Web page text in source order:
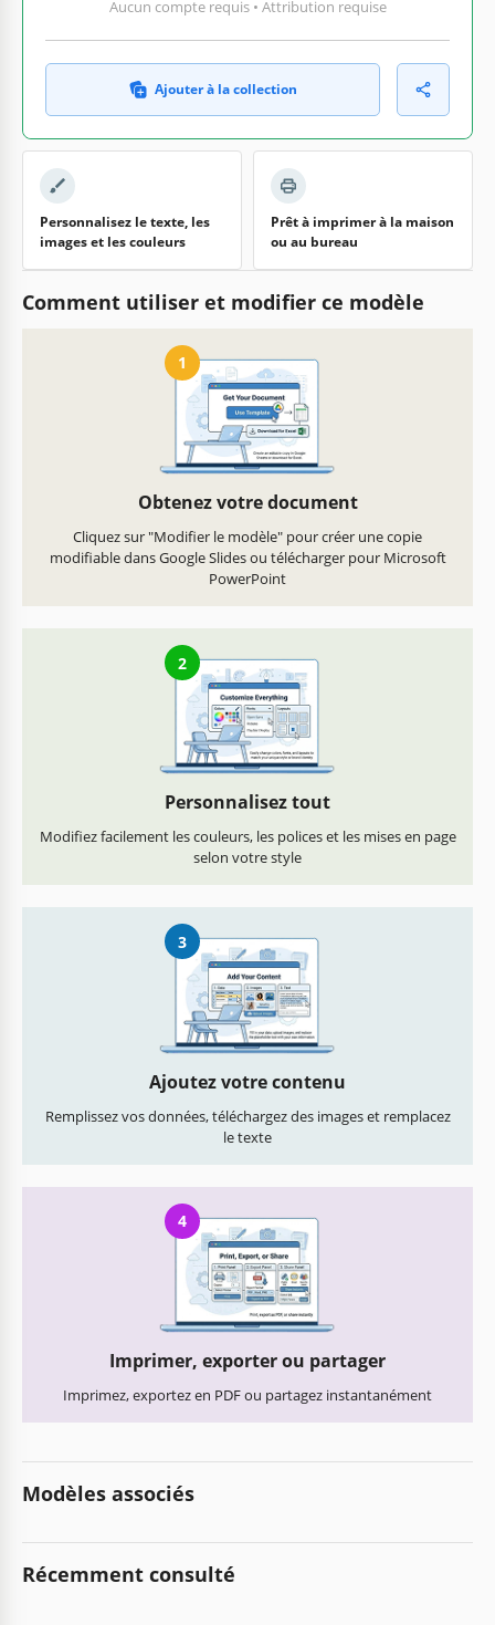
Aucun compte requis • Attribution requise
Ajouter à la collection
Personnalisez le texte, les
images et les couleurs
Prêt à imprimer à la maison
ou au bureau
Comment utiliser et modifier ce modèle
1
Obtenez votre document
Cliquez sur "Modifier le modèle" pour créer une copie
modifiable dans Google Slides ou télécharger pour Microsoft
PowerPoint
2
Personnalisez tout
Modifiez facilement les couleurs, les polices et les mises en page
selon votre style
3
Ajoutez votre contenu
Remplissez vos données, téléchargez des images et remplacez
le texte
4
Imprimer, exporter ou partager
Imprimez, exportez en PDF ou partagez instantanément
Modèles associés
Récemment consulté